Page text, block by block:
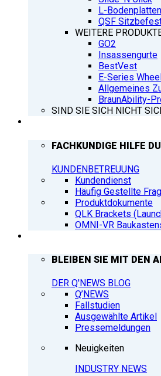
L-Bodenplatten
QSF
WEITERE
GO2
Insassengurte
BestVest
E-Series
Allgemeines
BraunAbility-
SIND SIE SICH NICHT
FACHKUNDIGE HILFE
KUNDENBETREUUNG
Kundendienst
Häufig Gestellte
Produktdokumente
QLK Brackets
OMNI-VR
BLEIBEN SIE MIT DEN
DER Q'NEWS BLOG
Q’NEWS
Fallstudien
Ausgewählte Artikel
Pressemeldungen
Neuigkeiten
INDUSTRY NEWS